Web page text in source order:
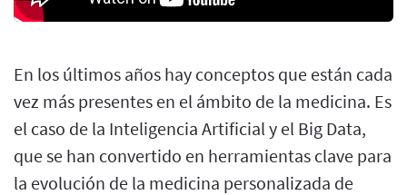
En los últimos años hay conceptos que están cada
vez más presentes en el ámbito de la medicina. Es
el caso de la Inteligencia Artificial y el Big Data,
que se han convertido en herramientas clave para
la evolución de la medicina personalizada de